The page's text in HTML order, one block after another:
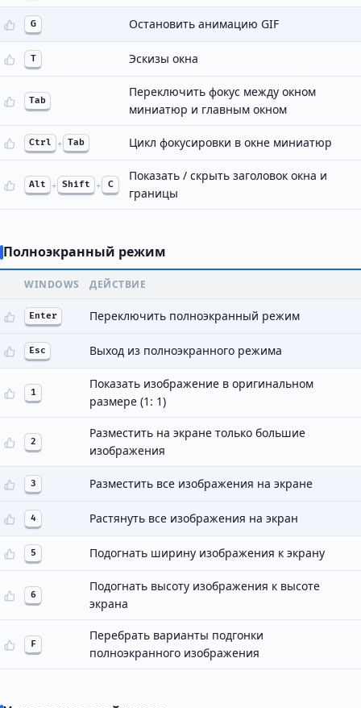
G Остановить анимацию GIF
T Эскизы окна
Tab
Переключить фокус между окном
миниатюр и главным окном
Ctrl + Tab Цикл фокусировки в окне миниатюр
Alt + Shift + C
Показать / скрыть заголовок окна и
границы
Полноэкранный режим
WINDOWS ДЕЙСТВИЕ
Enter Переключить полноэкранный режим
Esc Выход из полноэкранного режима
1
Показать изображение в оригинальном
размере (1: 1)
2
Разместить на экране только большие
изображения
3 Разместить все изображения на экране
4 Растянуть все изображения на экран
5 Подогнать ширину изображения к экрану
6
Подогнать высоту изображения к высоте
экрана
F
Перебрать варианты подгонки
полноэкранного изображения